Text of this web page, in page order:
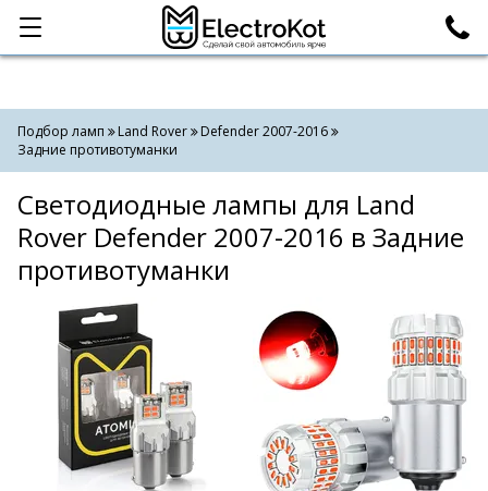
Категории Поиск
Подбор ламп Land Rover
Defender 2007-2016
Задние противотуманки
Светодиодные лампы для Land
Rover Defender 2007-2016 в Задние
противотуманки